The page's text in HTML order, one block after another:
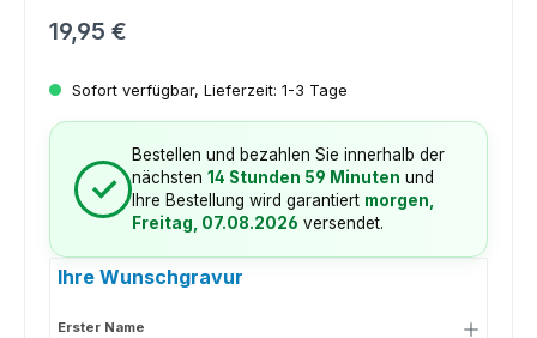
Regulärer Preis:
19,95 €
Sofort verfügbar, Lieferzeit: 1-3 Tage
✓
Bestellen und bezahlen Sie innerhalb der
nächsten 14 Stunden 59 Minuten und
Ihre Bestellung wird garantiert morgen,
Freitag, 07.08.2026 versendet.
Ihre Wunschgravur
Erster Name